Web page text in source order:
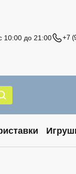
10:00 до 21:00 +7